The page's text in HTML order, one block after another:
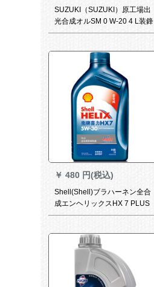
SUZUKI（SUZUKI）原工場出
光合成オルSM 0 W-20 4 L装鋒
御/天語/雨燕/新オー拓/啓悦/全
￥ 480 円(税込)
Shell(Shell)ブラハーネン全合
成エンヘリックスHX 7 PLUS
5 W-30 API SL級1 L自動車用